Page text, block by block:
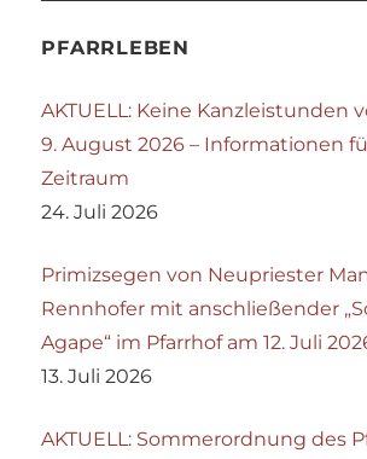
PFARRLEBEN
AKTUELL: Keine Kanzleistunden
9. August 2026 – Informationen
Zeitraum
24. Juli 2026
Primizsegen von Neupriester
Rennhofer mit anschließender
Agape“ im Pfarrhof am 12. Juli
13. Juli 2026
AKTUELL: Sommerordnung des